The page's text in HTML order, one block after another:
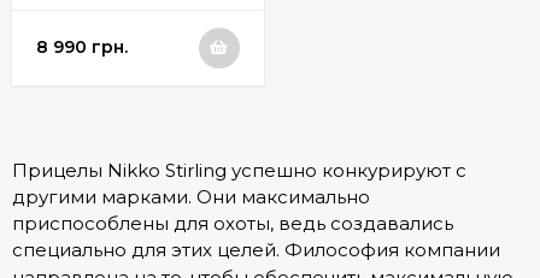
8 990 грн.
Прицелы Nikko Stirling успешно конкурируют с
другими марками. Они максимально
приспособлены для охоты, ведь создавались
специально для этих целей. Философия компании